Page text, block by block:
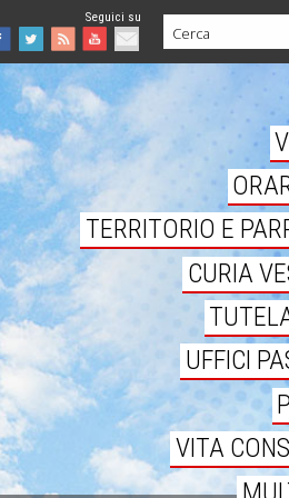
Facebook
Twitter
FeedYoutube
Mail
TERRITORIO E
CURIA
UFFICI
VITA